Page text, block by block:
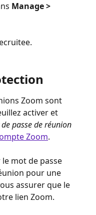
Manage >
Zoom sont
activer et
passe de réunion
Zoom.
mot de passe
pour une
assurer que le
lien Zoom.